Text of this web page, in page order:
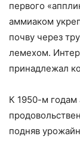
первого
аммиаком
почву через
лемехом.
принадлежал
К 1950-м годам
подняв